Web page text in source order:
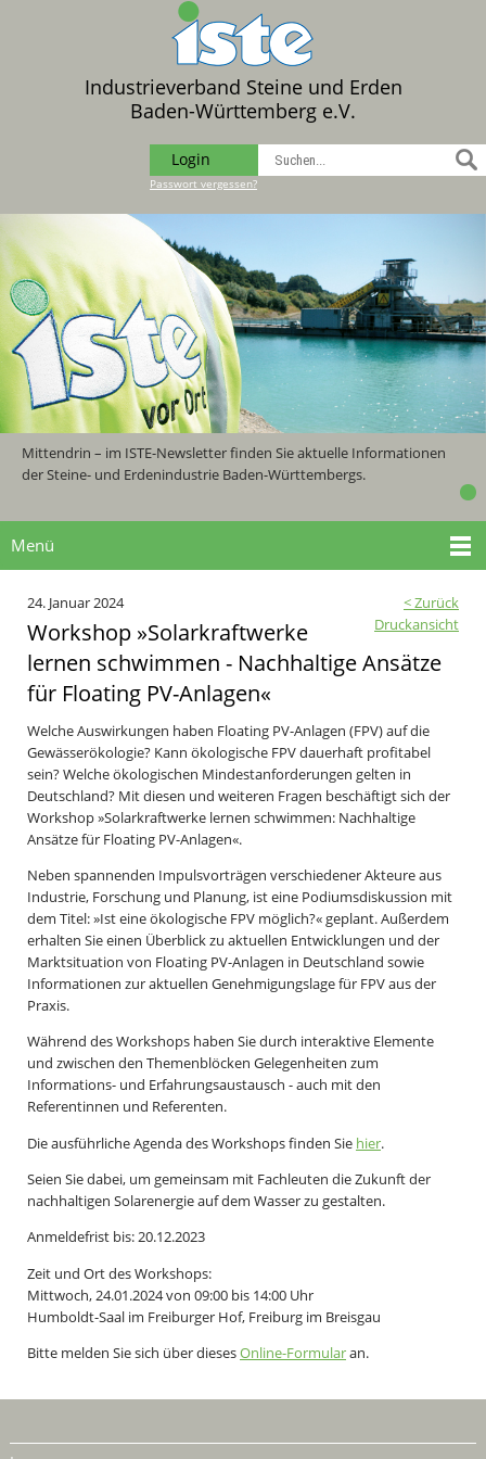
Industrieverband Steine und Erden
Baden-Württemberg e.V.
Login
Passwort vergessen?
Mittendrin – im ISTE-Newsletter finden Sie aktuelle Informationen
der Steine- und Erdenindustrie Baden-Württembergs.
Menü
< Zurück
Druckansicht
24. Januar 2024
Workshop »Solarkraftwerke
lernen schwimmen - Nachhaltige Ansätze
für Floating PV-Anlagen«
Welche Auswirkungen haben Floating PV-Anlagen (FPV) auf die
Gewässerökologie? Kann ökologische FPV dauerhaft profitabel
sein? Welche ökologischen Mindestanforderungen gelten in
Deutschland? Mit diesen und weiteren Fragen beschäftigt sich der
Workshop »Solarkraftwerke lernen schwimmen: Nachhaltige
Ansätze für Floating PV-Anlagen«.
Neben spannenden Impulsvorträgen verschiedener Akteure aus
Industrie, Forschung und Planung, ist eine Podiumsdiskussion mit
dem Titel: »Ist eine ökologische FPV möglich?« geplant. Außerdem
erhalten Sie einen Überblick zu aktuellen Entwicklungen und der
Marktsituation von Floating PV-Anlagen in Deutschland sowie
Informationen zur aktuellen Genehmigungslage für FPV aus der
Praxis.
Während des Workshops haben Sie durch interaktive Elemente
und zwischen den Themenblöcken Gelegenheiten zum
Informations- und Erfahrungsaustausch - auch mit den
Referentinnen und Referenten.
Die ausführliche Agenda des Workshops finden Sie hier.
Seien Sie dabei, um gemeinsam mit Fachleuten die Zukunft der
nachhaltigen Solarenergie auf dem Wasser zu gestalten.
Anmeldefrist bis: 20.12.2023
Zeit und Ort des Workshops:
Mittwoch, 24.01.2024 von 09:00 bis 14:00 Uhr
Humboldt-Saal im Freiburger Hof, Freiburg im Breisgau
Bitte melden Sie sich über diesesOnline-Formularan.